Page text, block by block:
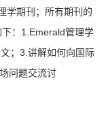
学期刊；所有期刊的
：1.Emerald管理学
；3.讲解如何向国际
问题交流讨